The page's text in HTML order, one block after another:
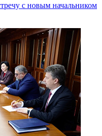
с новым начальником